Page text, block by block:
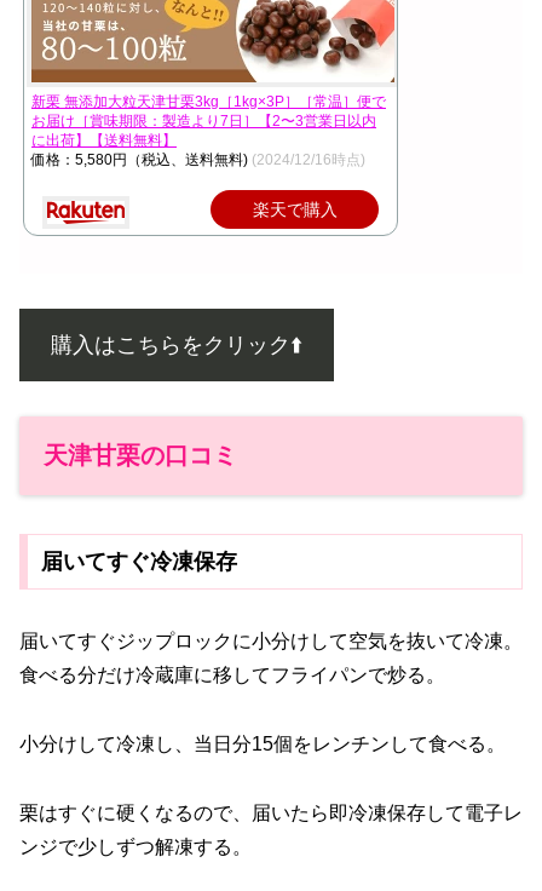
新栗 無添加大粒天津甘栗3kg［1kg×3P］［常温］便で
お届け［賞味期限：製造より7日］【2〜3営業日以内
に出荷】【送料無料】
価格：5,580円（税込、送料無料) (2024/12/16時点)
楽天で購入
購入はこちらをクリック⬆️
天津甘栗の口コミ
届いてすぐ冷凍保存
届いてすぐジップロックに小分けして空気を抜いて冷凍。
食べる分だけ冷蔵庫に移してフライパンで炒る。
小分けして冷凍し、当日分15個をレンチンして食べる。
栗はすぐに硬くなるので、届いたら即冷凍保存して電子レ
ンジで少しずつ解凍する。